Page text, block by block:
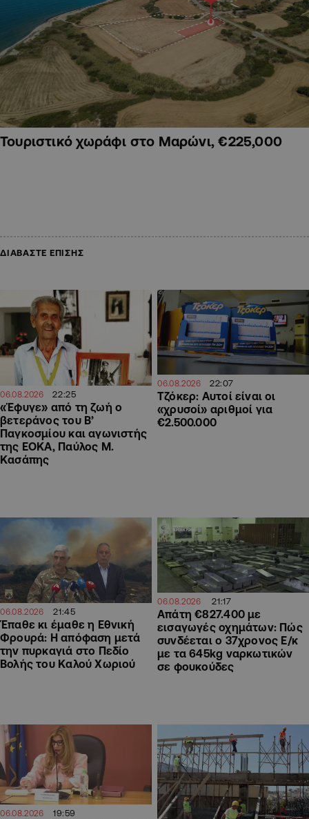
Τουριστικό χωράφι στο Μαρώνι, €225,000
ΔΙΑΒΑΣΤΕ ΕΠΙΣΗΣ
06.08.2026 22:25
«Έφυγε» από τη ζωή ο
βετεράνος του Β’
Παγκοσμίου και αγωνιστής
της ΕΟΚΑ, Παύλος Μ.
Κασάπης
06.08.2026 22:07
Τζόκερ: Αυτοί είναι οι
«χρυσοί» αριθμοί για
€2.500.000
06.08.2026 21:45
Έπαθε κι έμαθε η Εθνική
Φρουρά: Η απόφαση μετά
την πυρκαγιά στο Πεδίο
Βολής του Καλού Χωριού
06.08.2026 21:17
Απάτη €827.400 με
εισαγωγές οχημάτων: Πώς
συνδέεται ο 37χρονος Ε/κ
με τα 645kg ναρκωτικών
σε φουκούδες
06.08.2026 19:59